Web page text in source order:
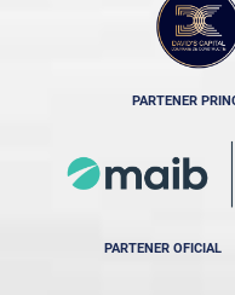
PARTENER
PARTENER OFICIAL